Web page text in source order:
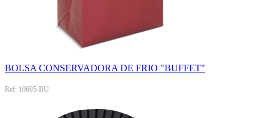
BOLSA CONSERVADORA DE FRIO "BUFFET"
Ref: 10695-BU